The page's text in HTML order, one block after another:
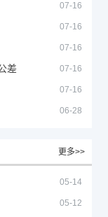
07-16
07-16
07-16
差 07-16
07-16
06-28
更多>>
05-14
05-12